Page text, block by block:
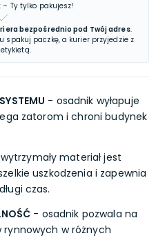
Ty tylko pakujesz!
bezpośrednio pod Twój adres.
spakuj paczkę, a kurier przyjedzie z
- osadnik wyłapuje
zatorom i chroni budynek
materiał jest
uszkodzenia i zapewnia
czas.
- osadnik pozwala na
w różnych